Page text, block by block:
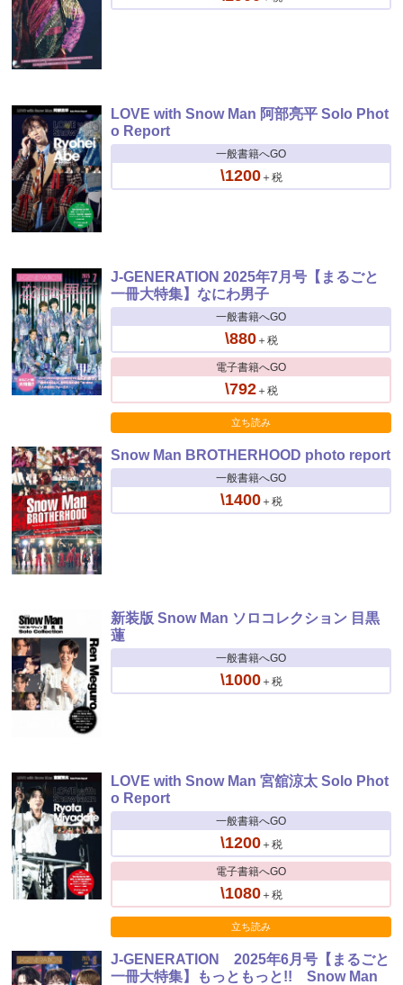
LOVE with Snow Man 阿部亮平 Solo Phot
o Report
一般書籍へGO
\1200＋税
J-GENERATION 2025年7月号【まるごと
一冊大特集】なにわ男子
一般書籍へGO
\880＋税
電子書籍へGO
\792＋税
立ち読み
Snow Man BROTHERHOOD photo report
一般書籍へGO
\1400＋税
新装版 Snow Man ソロコレクション 目黒
蓮
一般書籍へGO
\1000＋税
LOVE with Snow Man 宮舘涼太 Solo Phot
o Report
一般書籍へGO
\1200＋税
電子書籍へGO
\1080＋税
立ち読み
J-GENERATION 2025年6月号【まるごと
一冊大特集】もっともっと!! Snow Man